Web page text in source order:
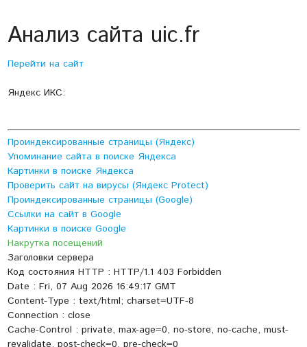
Анализ сайта uic.fr
Перейти на сайт
Яндекс ИКС:
Проиндексированные страницы (Яндекс)
Упоминание сайта в поиске Яндекса
Картинки в поиске Яндекса
Проверить сайт на вирусы (Яндекс Protect)
Проиндексированные страницы (Google)
Ссылки на сайт в Google
Картинки в поиске Google
Накрутка посещений
Заголовки сервера
Код состояния HTTP : HTTP/1.1 403 Forbidden
Date : Fri, 07 Aug 2026 16:49:17 GMT
Content-Type : text/html; charset=UTF-8
Connection : close
Cache-Control : private, max-age=0, no-store, no-cache, must-